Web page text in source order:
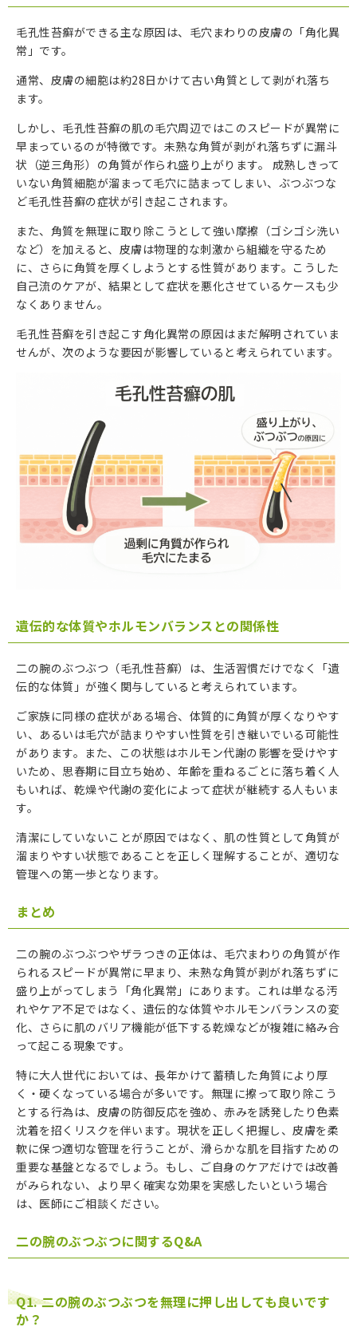
毛孔性苔癬ができる主な原因は、毛穴まわりの皮膚の「角化異
常」です。
通常、皮膚の細胞は約28日かけて古い角質として剥がれ落ち
ます。
しかし、毛孔性苔癬の肌の毛穴周辺ではこのスピードが異常に
早まっているのが特徴です。未熟な角質が剥がれ落ちずに漏斗
状（逆三角形）の角質が作られ盛り上がります。 成熟しきって
いない角質細胞が溜まって毛穴に詰まってしまい、ぶつぶつな
ど毛孔性苔癬の症状が引き起こされます。
また、角質を無理に取り除こうとして強い摩擦（ゴシゴシ洗い
など）を加えると、皮膚は物理的な刺激から組織を守るため
に、さらに角質を厚くしようとする性質があります。こうした
自己流のケアが、結果として症状を悪化させているケースも少
なくありません。
毛孔性苔癬を引き起こす角化異常の原因はまだ解明されていま
せんが、次のような要因が影響していると考えられています。
遺伝的な体質やホルモンバランスとの関係性
二の腕のぶつぶつ（毛孔性苔癬）は、生活習慣だけでなく「遺
伝的な体質」が強く関与していると考えられています。
ご家族に同様の症状がある場合、体質的に角質が厚くなりやす
い、あるいは毛穴が詰まりやすい性質を引き継いでいる可能性
があります。また、この状態はホルモン代謝の影響を受けやす
いため、思春期に目立ち始め、年齢を重ねるごとに落ち着く人
もいれば、乾燥や代謝の変化によって症状が継続する人もいま
す。
清潔にしていないことが原因ではなく、肌の性質として角質が
溜まりやすい状態であることを正しく理解することが、適切な
管理への第一歩となります。
まとめ
二の腕のぶつぶつやザラつきの正体は、毛穴まわりの角質が作
られるスピードが異常に早まり、未熟な角質が剥がれ落ちずに
盛り上がってしまう「角化異常」にあります。これは単なる汚
れやケア不足ではなく、遺伝的な体質やホルモンバランスの変
化、さらに肌のバリア機能が低下する乾燥などが複雑に絡み合
って起こる現象です。
特に大人世代においては、長年かけて蓄積した角質により厚
く・硬くなっている場合が多いです。無理に擦って取り除こう
とする行為は、皮膚の防御反応を強め、赤みを誘発したり色素
沈着を招くリスクを伴います。現状を正しく把握し、皮膚を柔
軟に保つ適切な管理を行うことが、滑らかな肌を目指すための
重要な基盤となるでしょう。もし、ご自身のケアだけでは改善
がみられない、より早く確実な効果を実感したいという場合
は、医師にご相談ください。
二の腕のぶつぶつに関するQ&A
Q1. 二の腕のぶつぶつを無理に押し出しても良いです
か？